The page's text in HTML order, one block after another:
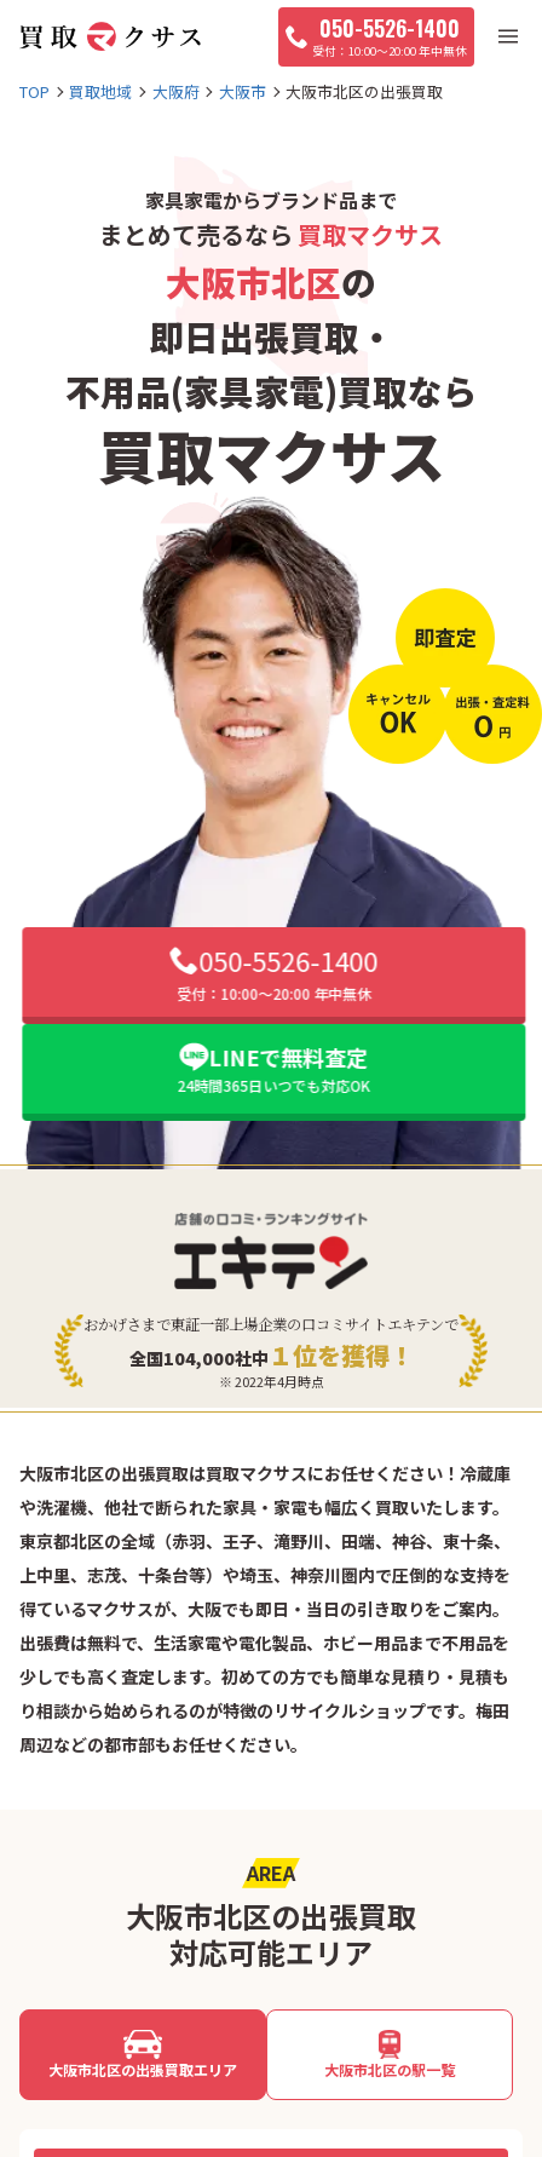
050-5526-1400
10:00〜20:00 年中無休
TOP 買取地域 大阪府 大阪市 大阪市北区の出張買取
家具家電からブランド品まで
まとめて売るなら 買取マクサス
大阪市北区の
即日出張買取・
不用品(家具家電)買取なら
買取マクサス
050-5526-1400
受付：10:00〜20:00 年中無休
LINEで無料査定
24時間365日いつでも対応OK
おかげさまで東証一部上場企業の口コミサイトエキテンで
全国104,000社中 １位を獲得！
※ 2022年4月時点
大阪市北区の出張買取は買取マクサスにお任せください！冷蔵庫
や洗濯機、他社で断られた家具・家電も幅広く買取いたします。
東京都北区の全域（赤羽、王子、滝野川、田端、神谷、東十条、
上中里、志茂、十条台等）や埼玉、神奈川圏内で圧倒的な支持を
得ているマクサスが、大阪でも即日・当日の引き取りをご案内。
出張費は無料で、生活家電や電化製品、ホビー用品まで不用品を
少しでも高く査定します。初めての方でも簡単な見積り・見積も
り相談から始められるのが特徴のリサイクルショップです。梅田
周辺などの都市部もお任せください。
AREA
大阪市北区の出張買取
対応可能エリア
大阪市北区の出張買取エリア 大阪市北区の駅一覧